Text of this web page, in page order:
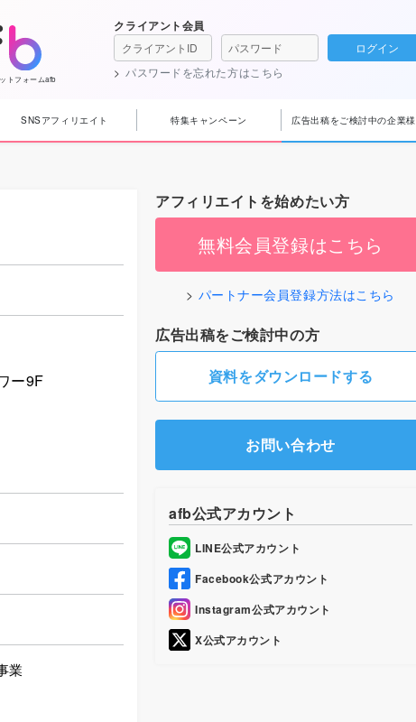
トフォームafb
クライアント会員
ログイン
パスワードを忘れた方はこちら
SNSアフィリエイト 特集キャンペーン 広告出稿をご検討中の企業様
ー9F
業
アフィリエイトを始めたい方
無料会員登録はこちら
パートナー会員登録方法はこちら
広告出稿をご検討中の方
資料をダウンロードする
お問い合わせ
afb公式アカウント
LINE公式アカウント
Facebook公式アカウント
Instagram公式アカウント
X公式アカウント